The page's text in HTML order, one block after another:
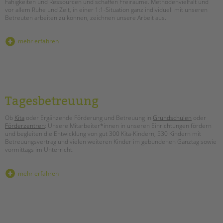
Kinder- und Jugendschutz
Unsere Videos
schoolcoach BTL
tandem als Arbeitgeberin
NEWS/BLOG
unkuerzbar
Briefe an Kai
PRESSE
vor allem Ruhe und Zeit, in einer 1:1-Situation ganz individuell mit unseren
Betreuten arbeiten zu können, zeichnen unsere Arbeit aus.
mehr erfahren
Tagesbetreuung
Ob Kita oder Ergänzende Förderung und Betreuung in Grundschulen oder
Förderzentren: Unsere Mitarbeiter*innen in unseren Einrichtungen fördern
und begleiten die Entwicklung von gut 300 Kita-Kindern, 530 Kindern mit
Betreuungsvertrag und vielen weiteren Kinder im gebundenen Ganztag sowie
vormittags im Unterricht.
mehr erfahren